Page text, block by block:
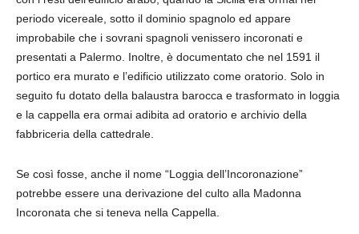
periodo vicereale, sotto il dominio spagnolo ed appare
improbabile che i sovrani spagnoli venissero incoronati e
presentati a Palermo. Inoltre, è documentato che nel 1591 il
portico era murato e l’edificio utilizzato come oratorio. Solo in
seguito fu dotato della balaustra barocca e trasformato in loggia
e la cappella era ormai adibita ad oratorio e archivio della
fabbriceria della cattedrale.
Se così fosse, anche il nome “Loggia dell’Incoronazione”
potrebbe essere una derivazione del culto alla Madonna
Incoronata che si teneva nella Cappella.